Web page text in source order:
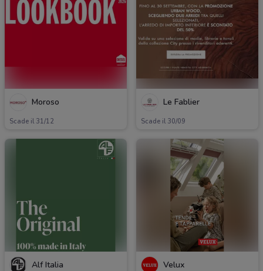
Moroso
Scade il 31/12
Le Fablier
Scade il 30/09
Alf Italia Velux